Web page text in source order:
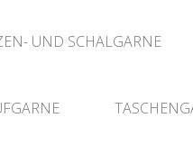
UND SCHALGARNE